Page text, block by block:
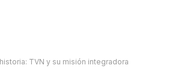
TVN y su misión integradora